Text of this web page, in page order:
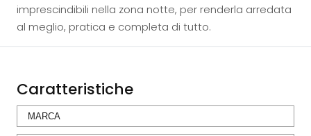
imprescindibili nella zona notte, per renderla arredata
al meglio, pratica e completa di tutto.
Caratteristiche
MARCA